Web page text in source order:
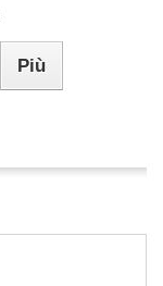
Più